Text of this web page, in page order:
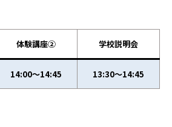
体験講座② 学校説明会
14:00～14:45 13:30～14:45